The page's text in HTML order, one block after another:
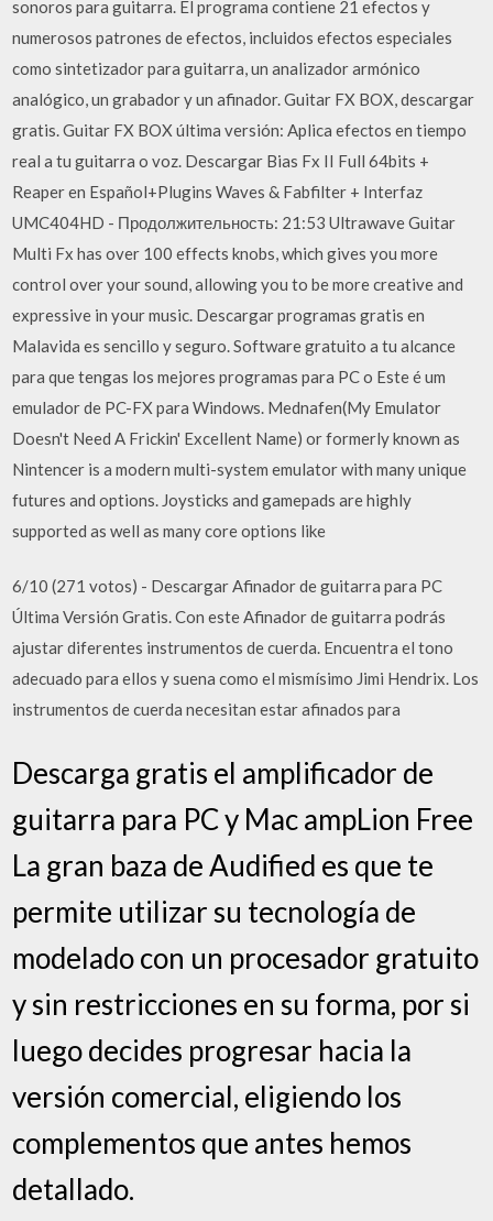
sonoros para guitarra. El programa contiene 21 efectos y
numerosos patrones de efectos, incluidos efectos especiales
como sintetizador para guitarra, un analizador armónico
analógico, un grabador y un afinador. Guitar FX BOX, descargar
gratis. Guitar FX BOX última versión: Aplica efectos en tiempo
real a tu guitarra o voz. Descargar Bias Fx II Full 64bits +
Reaper en Español+Plugins Waves & Fabfilter + Interfaz
UMC404HD - Продолжительность: 21:53 Ultrawave Guitar
Multi Fx has over 100 effects knobs, which gives you more
control over your sound, allowing you to be more creative and
expressive in your music. Descargar programas gratis en
Malavida es sencillo y seguro. Software gratuito a tu alcance
para que tengas los mejores programas para PC o Este é um
emulador de PC-FX para Windows. Mednafen(My Emulator
Doesn't Need A Frickin' Excellent Name) or formerly known as
Nintencer is a modern multi-system emulator with many unique
futures and options. Joysticks and gamepads are highly
supported as well as many core options like
6/10 (271 votos) - Descargar Afinador de guitarra para PC
Última Versión Gratis. Con este Afinador de guitarra podrás
ajustar diferentes instrumentos de cuerda. Encuentra el tono
adecuado para ellos y suena como el mismísimo Jimi Hendrix. Los
instrumentos de cuerda necesitan estar afinados para
Descarga gratis el amplificador de
guitarra para PC y Mac ampLion Free
La gran baza de Audified es que te
permite utilizar su tecnología de
modelado con un procesador gratuito
y sin restricciones en su forma, por si
luego decides progresar hacia la
versión comercial, eligiendo los
complementos que antes hemos
detallado.